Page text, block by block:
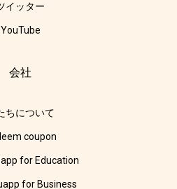
イッター
YouTube
会社
ちについて
coupon
for Education
for Business